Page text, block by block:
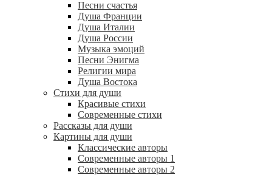
Песни счастья
Душа Франции
Душа Италии
Душа России
Музыка эмоций
Песни Энигма
Религии мира
Душа Востока
Стихи для души
Красивые стихи
Современные стихи
Рассказы для души
Картины для души
Классические авторы
Современные авторы 1
Современные авторы 2